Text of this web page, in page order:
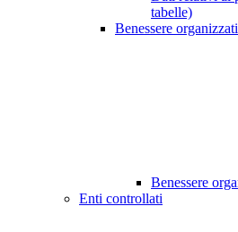
tabelle)
Benessere
Benessere
Enti controllati